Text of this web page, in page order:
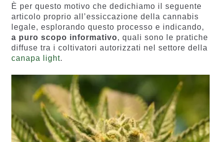
i
recensio
ni
È per questo motivo che dedichiamo il seguente
articolo proprio all’essiccazione della cannabis
legale, esplorando questo processo e indicando,
a puro scopo informativo, quali sono le pratiche
diffuse tra i coltivatori autorizzati nel settore della
canapa light.